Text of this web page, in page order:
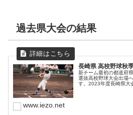
過去県大会の結果
長崎県 高校野球秋
新チーム最初の都道府
選抜高校野球大会出場
す。2023年度長崎県大
www.iezo.net